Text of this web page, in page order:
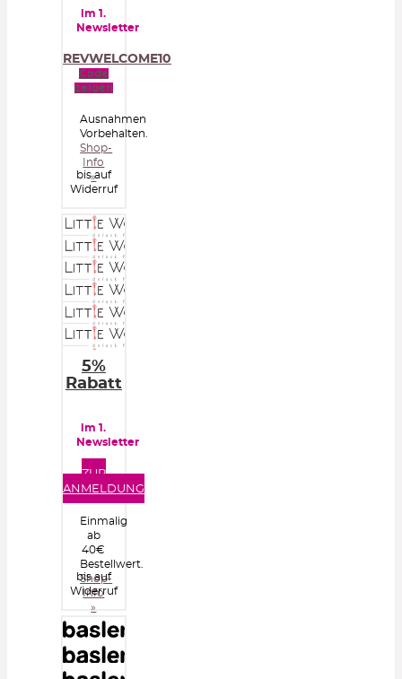
im 1.
Newsletter
REVWELCOME10
Code
zeigen
Ausnahmen
Vorbehalten.
Shop-
Info
»
bis auf
Widerruf
5%
Rabatt
im 1.
Newsletter
ZUR
ANMELDUNG
Einmalig
ab
40€
Bestellwert.
Shop-
Info
»
bis auf
Widerruf